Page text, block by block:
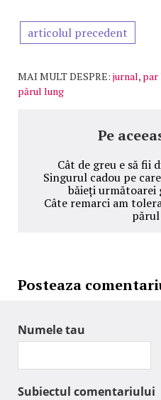
articolul precedent
MAI MULT DESPRE: jurnal, par
părul lung
Pe
Cât de greu e să fii
Singurul cadou pe
băieți următoarei
Câte remarci am
Posteaza
Numele tau
Subiectul comentariului